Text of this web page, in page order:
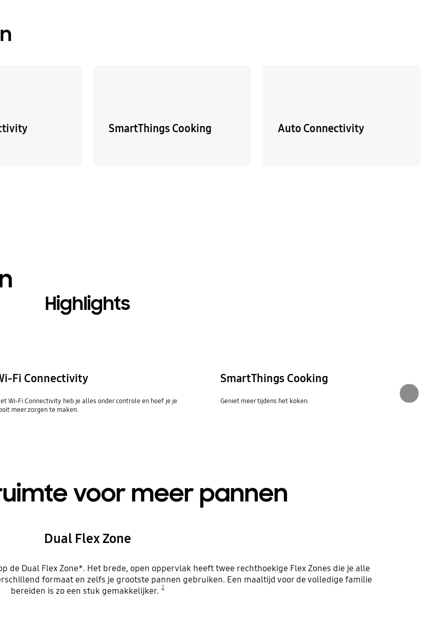
SmartThings Cooking Auto Connectivity
Highlights
Fi Connectivity
Wi-Fi Connectivity heb je alles onder controle en hoef je je
meer zorgen te maken.
SmartThings Cooking
Geniet meer tijdens het koken.
voor meer pannen
Dual Flex Zone
Dual Flex Zone*. Het brede, open oppervlak heeft twee rechthoekige Flex Zones die je alle
formaat en zelfs je grootste pannen gebruiken. Een maaltijd voor de volledige familie
bereiden is zo een stuk gemakkelijker. 2